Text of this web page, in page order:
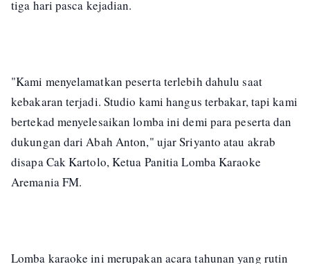
tiga hari pasca kejadian.
"Kami menyelamatkan peserta terlebih dahulu saat
kebakaran terjadi. Studio kami hangus terbakar, tapi kami
bertekad menyelesaikan lomba ini demi para peserta dan
dukungan dari Abah Anton," ujar Sriyanto atau akrab
disapa Cak Kartolo, Ketua Panitia Lomba Karaoke
Aremania FM.
Lomba karaoke ini merupakan acara tahunan yang rutin